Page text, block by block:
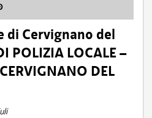
di Cervignano del
POLIZIA LOCALE –
DEL